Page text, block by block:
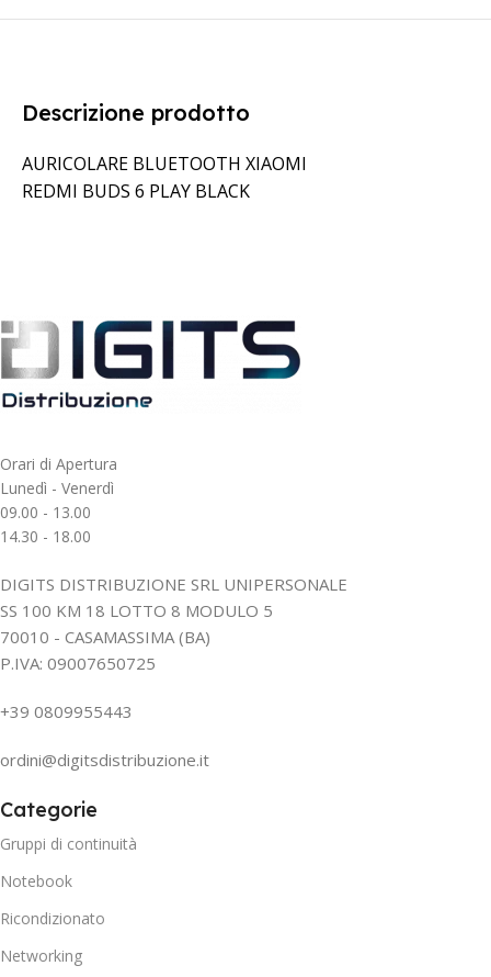
Descrizione prodotto
AURICOLARE BLUETOOTH XIAOMI
REDMI BUDS 6 PLAY BLACK
Orari di Apertura
Lunedì - Venerdì
09.00 - 13.00
14.30 - 18.00
DIGITS DISTRIBUZIONE SRL UNIPERSONALE
SS 100 KM 18 LOTTO 8 MODULO 5
70010 - CASAMASSIMA (BA)
P.IVA: 09007650725
+39 0809955443
ordini@digitsdistribuzione.it
Categorie
Gruppi di continuità
Notebook
Ricondizionato
Networking